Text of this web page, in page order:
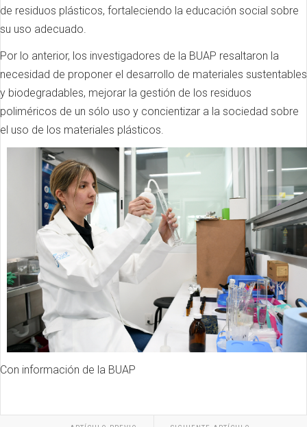
de residuos plásticos, fortaleciendo la educación social sobre
su uso adecuado.
Por lo anterior, los investigadores de la BUAP resaltaron la
necesidad de proponer el desarrollo de materiales sustentables
y biodegradables, mejorar la gestión de los residuos
poliméricos de un sólo uso y concientizar a la sociedad sobre
el uso de los materiales plásticos.
Con información de la BUAP